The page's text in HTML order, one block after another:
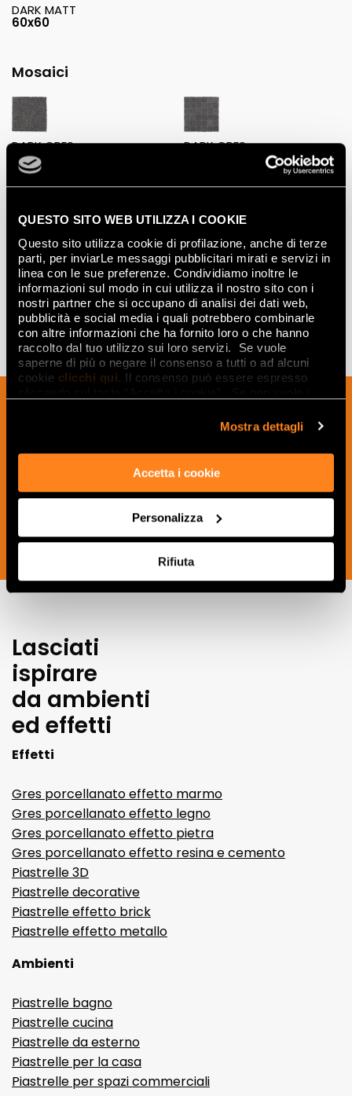
QUESTO SITO WEB UTILIZZA I COOKIE
Questo sito utilizza cookie di profilazione, anche di terze
parti, per inviarLe messaggi pubblicitari mirati e servizi in
linea con le sue preferenze. Condividiamo inoltre le
informazioni sul modo in cui utilizza il nostro sito con i
nostri partner che si occupano di analisi dei dati web,
pubblicità e social media i quali potrebbero combinarle
con altre informazioni che ha fornito loro o che hanno
raccolto dal tuo utilizzo sui loro servizi. Se vuole
saperne di più o negare il consenso a tutti o ad alcuni
cookie clicchi qui. Il consenso può essere espresso
Mostra dettagli
Accetta i cookie
Personalizza
Rifiuta
DARK MATT
60x60
Mosaici
DARK GRES
MICROMOSAICO MATT
30x30
DARK GRES
MACROMOSAICO MATT
MATT
30x30
Iscriviti alla nostra newsletter per essere
sempre aggiornato sulle novità e
del mondo della ceramica e dell’interior
Lasciati
ispirare
da ambienti
ed effetti
Effetti
Gres porcellanato effetto marmo
Gres porcellanato effetto legno
Gres porcellanato effetto pietra
Gres porcellanato effetto resina e cemento
Piastrelle 3D
Piastrelle decorative
Piastrelle effetto brick
Piastrelle effetto metallo
Ambienti
Piastrelle bagno
Piastrelle cucina
Piastrelle da esterno
Piastrelle per la casa
Piastrelle per spazi commerciali